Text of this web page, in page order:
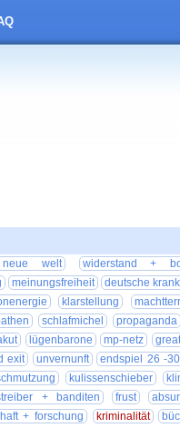
welt
widerstand +
meinungsfreiheit
deutsche
klarstellung
schlafmichel
propaganda
lügenbarone mp-netz
exit unvernunft
endspiel 26 -30
kulissenschieber
+ banditen frust
+ forschung kriminalität